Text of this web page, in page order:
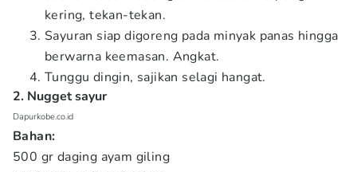
kering, tekan-tekan.
Sayuran siap digoreng pada minyak panas hingga
berwarna keemasan. Angkat.
Tunggu dingin, sajikan selagi hangat.
2. Nugget sayur
Dapurkobe.co.id
Bahan:
500 gr daging ayam giling